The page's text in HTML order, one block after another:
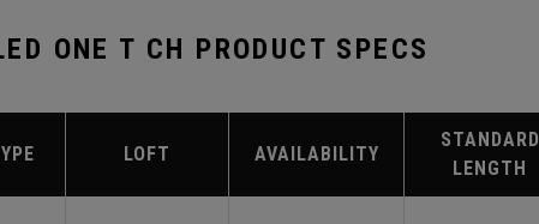
ONE T CH PRODUCT SPECS
LOFT AVAILABILITY
STANDARD
LENGTH